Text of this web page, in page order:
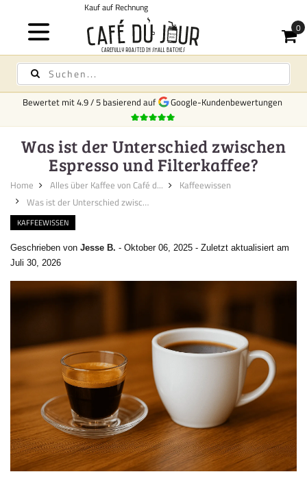
Kostenloser Versand
Bewertet mit4.9/5 basierend auf Google-Kundenbewertungen
Was ist der Unterschied zwischen
Espresso und Filterkaffee?
Home Alles über Kaffee von Café d...
Kaffeewissen
Was ist der Unterschied zwisch...
KAFFEEWISSEN
Geschrieben von Jesse B. - Oktober 06, 2025 - Zuletzt aktualisiert am
Juli 30, 2026